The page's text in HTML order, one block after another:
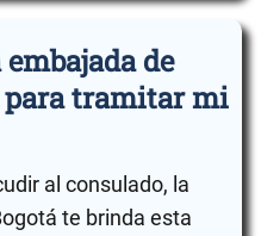
de
para tramitar mi
al consulado, la
te brinda esta